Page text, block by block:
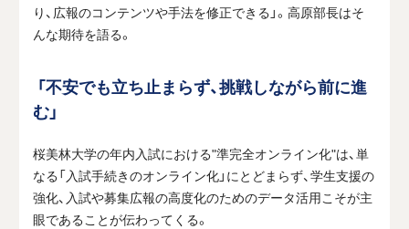
り、広報のコンテンツや手法を修正できる」。高原部長はそ
んな期待を語る。
「不安でも立ち止まらず、挑戦しながら前に進
む」
桜美林大学の年内入試における"準完全オンライン化"は、単
なる「入試手続きのオンライン化」にとどまらず、学生支援の
強化、入試や募集広報の高度化のためのデータ活用こそが主
眼であることが伝わってくる。